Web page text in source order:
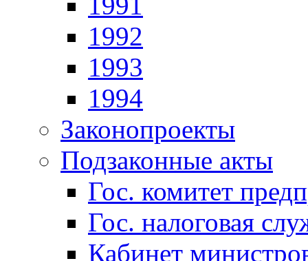
1992
1993
1994
Законопроекты
Подзаконные акты
Гос. комитет
Гос. налоговая
Кабинет